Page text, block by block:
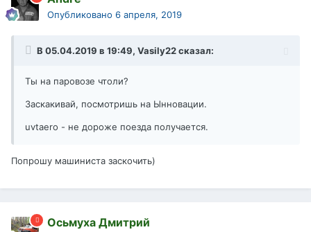
Опубликовано 6 апреля, 2019
В 05.04.2019 в 19:49, Vasily22сказал:
Ты на паровозе чтоли?
Заскакивай, посмотришь на Ынновации.
uvtaero - не дороже поезда получается.
Попрошу машиниста заскочить)
Осьмуха Дмитрий